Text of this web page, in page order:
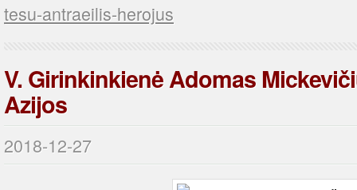
tesu-antraeilis-herojus
V. Girinkinkienė Adomas
Azijos
2018-12-27